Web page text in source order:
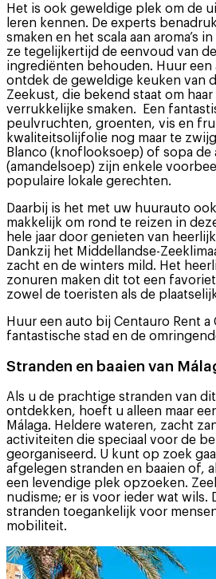
Het is ook geweldige plek om de
leren kennen. De experts
smaken en het scala aan aroma’s
ze tegelijkertijd de eenvoud van
ingrediënten behouden. Huur een
ontdek de geweldige keuken van
Zeekust, die bekend staat om
verrukkelijke smaken. Een
peulvruchten, groenten, vis en
kwaliteitsolijfolie nog maar te
Blanco (knoflooksoep) of sopa de
(amandelsoep) zijn enkele
populaire lokale gerechten.
Daarbij is het met uw huurauto
makkelijk om rond te reizen in
hele jaar door genieten van
Dankzij het Middellandse-
zacht en de winters mild. Het
zonuren maken dit tot een
zowel de toeristen als de
Huur een auto bij Centauro Rent a
fantastische stad en de
Stranden en baaien van
Als u de prachtige stranden van
ontdekken, hoeft u alleen maar
Málaga. Heldere wateren, zacht
activiteiten die speciaal voor de
georganiseerd. U kunt op zoek
afgelegen stranden en baaien of,
een levendige plek opzoeken.
nudisme; er is voor ieder wat wils.
stranden toegankelijk voor
mobiliteit.